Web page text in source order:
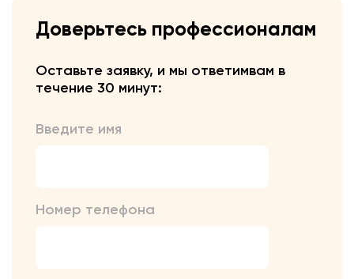
Доверьтесь профессионалам
Оставьте заявку, и мы ответимвам в
течение 30 минут:
Введите имя
Номер телефона